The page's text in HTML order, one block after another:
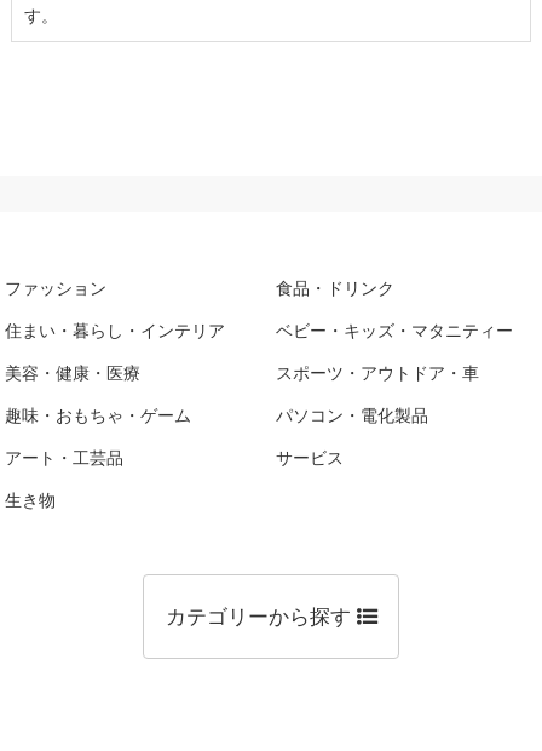
す。
ファッション 食品・ドリンク
住まい・暮らし・インテリア ベビー・キッズ・マタニティー
美容・健康・医療 スポーツ・アウトドア・車
趣味・おもちゃ・ゲーム パソコン・電化製品
アート・工芸品 サービス
生き物
カテゴリーから探す